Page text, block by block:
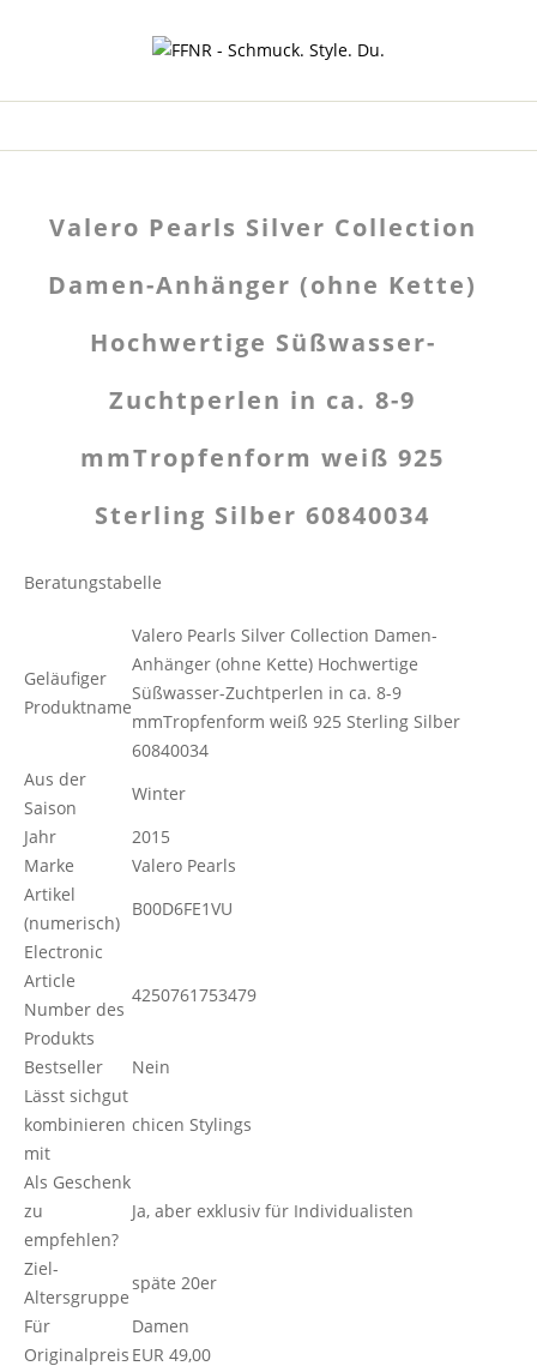
Valero Pearls Silver Collection
Damen-Anhänger (ohne Kette)
Hochwertige Süßwasser-
Zuchtperlen in ca. 8-9
mmTropfenform weiß 925
Sterling Silber 60840034
Beratungstabelle
Geläufiger
Produktname
Valero Pearls Silver Collection Damen-
Anhänger (ohne Kette) Hochwertige
Süßwasser-Zuchtperlen in ca. 8-9
mmTropfenform weiß 925 Sterling Silber
60840034
Aus der
Saison
Winter
Jahr
2015
Marke
Valero Pearls
Artikel
(numerisch)
B00D6FE1VU
Electronic
Article
Number des
Produkts
4250761753479
Bestseller
Nein
Lässt sichgut
kombinieren
mit
chicen Stylings
Als Geschenk
zu
empfehlen?
Ja, aber exklusiv für Individualisten
Ziel-
Altersgruppe
späte 20er
Für
Damen
Originalpreis EUR 49,00